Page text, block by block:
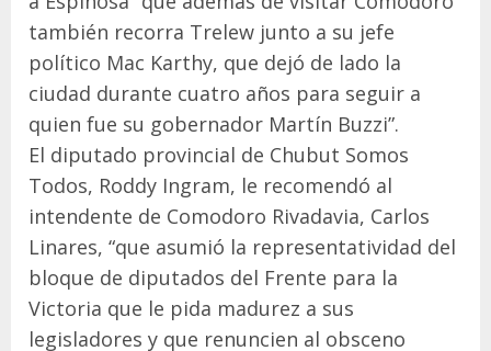
también recorra Trelew junto a su jefe
político Mac Karthy, que dejó de lado la
ciudad durante cuatro años para seguir a
quien fue su gobernador Martín Buzzi”.
El diputado provincial de Chubut Somos
Todos, Roddy Ingram, le recomendó al
intendente de Comodoro Rivadavia, Carlos
Linares, “que asumió la representatividad del
bloque de diputados del Frente para la
Victoria que le pida madurez a sus
legisladores y que renuncien al obsceno